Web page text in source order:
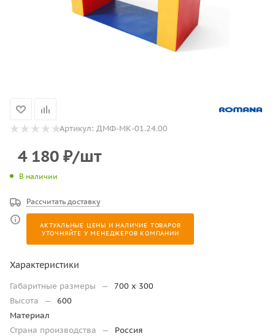
Артикул: ДМФ-МК-01.24.00
4 180 ₽/шт
В наличии
Рассчитать доставку
АКТУАЛЬНЫЕ ЦЕНЫ И НАЛИЧИЕ ТОВАРОВ
УТОЧНЯЙТЕ У МЕНЕДЖЕРОВ КОМПАНИИ
Характеристики
Габаритные размеры —
700 x 300
Высота
—
600
Материал
Страна производства
— Россия